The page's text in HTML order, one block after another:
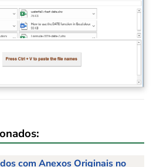
com Anexos Originais no